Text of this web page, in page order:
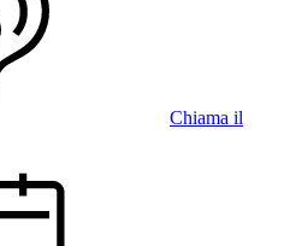
Chiama il